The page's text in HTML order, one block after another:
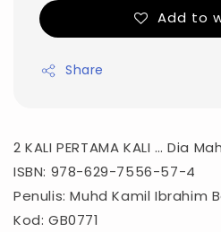
Add to
Share
2 KALI PERTAMA KALI … Dia
ISBN: 978-629-7556-57-4
Penulis: Muhd Kamil Ibrahim
Kod: GB0771